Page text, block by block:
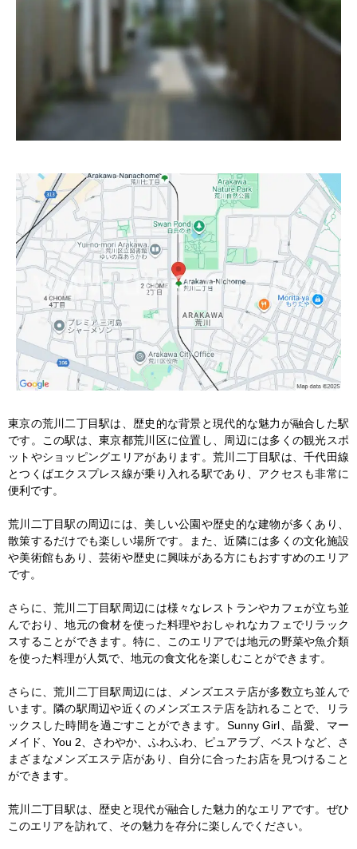
東京の荒川二丁目駅は、歴史的な背景と現代的な魅力が融合した駅
です。この駅は、東京都荒川区に位置し、周辺には多くの観光スポ
ットやショッピングエリアがあります。荒川二丁目駅は、千代田線
とつくばエクスプレス線が乗り入れる駅であり、アクセスも非常に
便利です。
荒川二丁目駅の周辺には、美しい公園や歴史的な建物が多くあり、
散策するだけでも楽しい場所です。また、近隣には多くの文化施設
や美術館もあり、芸術や歴史に興味がある方にもおすすめのエリア
です。
さらに、荒川二丁目駅周辺には様々なレストランやカフェが立ち並
んでおり、地元の食材を使った料理やおしゃれなカフェでリラック
スすることができます。特に、このエリアでは地元の野菜や魚介類
を使った料理が人気で、地元の食文化を楽しむことができます。
さらに、荒川二丁目駅周辺には、メンズエステ店が多数立ち並んで
います。隣の駅周辺や近くのメンズエステ店を訪れることで、リラ
ックスした時間を過ごすことができます。Sunny Girl、晶愛、マー
メイド、You 2、さわやか、ふわふわ、ピュアラブ、ベストなど、さ
まざまなメンズエステ店があり、自分に合ったお店を見つけること
ができます。
荒川二丁目駅は、歴史と現代が融合した魅力的なエリアです。ぜひ
このエリアを訪れて、その魅力を存分に楽しんでください。